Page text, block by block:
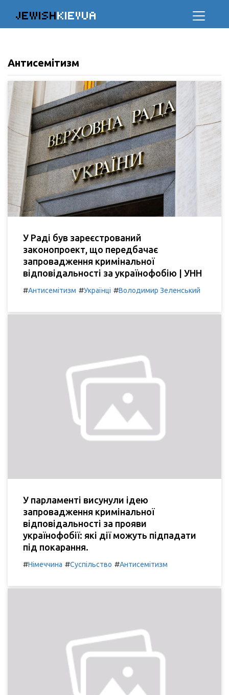
JEWISHKIEVUA
Антисемітизм
У Раді був зареєстрований
законопроект, що передбачає
запровадження кримінальної
відповідальності за українофобію | УНН
#Антисемітизм #Українці #Володимир Зеленський
У парламенті висунули ідею
запровадження кримінальної
відповідальності за прояви
українофобії: які дії можуть підпадати
під покарання.
#Німеччина #Суспільство #Антисемітизм